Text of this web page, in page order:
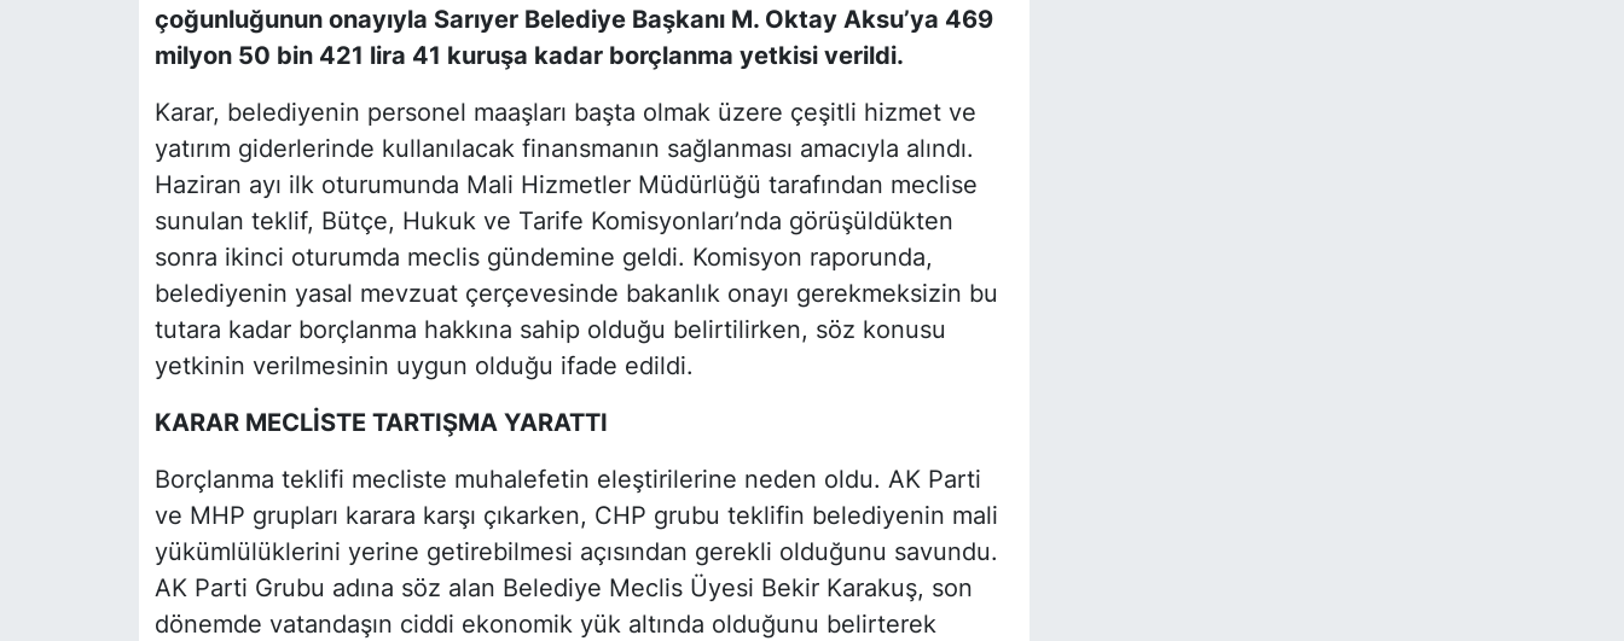
çoğunluğunun onayıyla Sarıyer Belediye Başkanı M. Oktay Aksu’ya 469
milyon 50 bin 421 lira 41 kuruşa kadar borçlanma yetkisi verildi.
Karar, belediyenin personel maaşları başta olmak üzere çeşitli hizmet ve
yatırım giderlerinde kullanılacak finansmanın sağlanması amacıyla alındı.
Haziran ayı ilk oturumunda Mali Hizmetler Müdürlüğü tarafından meclise
sunulan teklif, Bütçe, Hukuk ve Tarife Komisyonları’nda görüşüldükten
sonra ikinci oturumda meclis gündemine geldi. Komisyon raporunda,
belediyenin yasal mevzuat çerçevesinde bakanlık onayı gerekmeksizin bu
tutara kadar borçlanma hakkına sahip olduğu belirtilirken, söz konusu
yetkinin verilmesinin uygun olduğu ifade edildi.
KARAR MECLİSTE TARTIŞMA YARATTI
Borçlanma teklifi mecliste muhalefetin eleştirilerine neden oldu. AK Parti
ve MHP grupları karara karşı çıkarken, CHP grubu teklifin belediyenin mali
yükümlülüklerini yerine getirebilmesi açısından gerekli olduğunu savundu.
AK Parti Grubu adına söz alan Belediye Meclis Üyesi Bekir Karakuş, son
dönemde vatandaşın ciddi ekonomik yük altında olduğunu belirterek
VİDEO GALERİ